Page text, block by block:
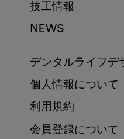
技工情報
NEWS
デンタルライフデ
個人情報について
利用規約
会員登録について